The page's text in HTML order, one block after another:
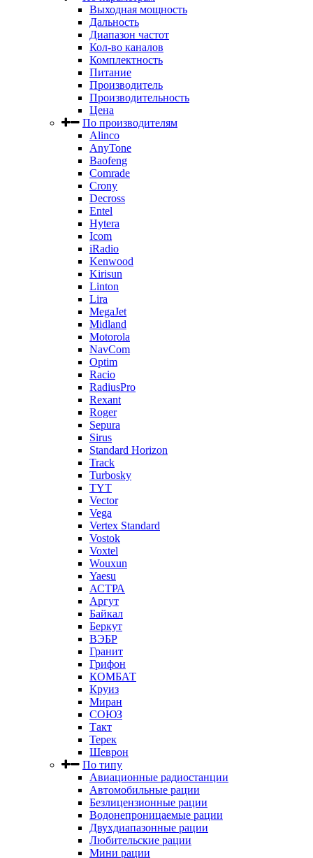
Выходная мощность
Дальность
Диапазон частот
Кол-во каналов
Комплектность
Питание
Производитель
Производительность
Цена
По производителям
Alinco
AnyTone
Baofeng
Comrade
Crony
Decross
Entel
Hytera
Icom
iRadio
Kenwood
Kirisun
Linton
Lira
MegaJet
Midland
Motorola
NavCom
Optim
Racio
RadiusPro
Rexant
Roger
Sepura
Sirus
Standard Horizon
Track
Turbosky
TYT
Vector
Vega
Vertex Standard
Vostok
Voxtel
Wouxun
Yaesu
АСТРА
Аргут
Байкал
Беркут
ВЭБР
Гранит
Грифон
КОМБАТ
Круиз
Миран
СОЮЗ
Такт
Терек
Шеврон
По типу
Авиационные радиостанции
Автомобильные рации
Безлицензионные рации
Водонепроницаемые рации
Двухдиапазонные рации
Любительские рации
Мини рации